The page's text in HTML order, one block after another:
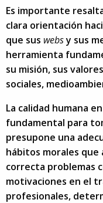
Es importante
clara orientación
que sus websy sus
herramienta
su misión, sus
sociales,
La calidad humana
fundamental para
presupone una
hábitos morales que
correcta problemas
motivaciones en el
profesionales,